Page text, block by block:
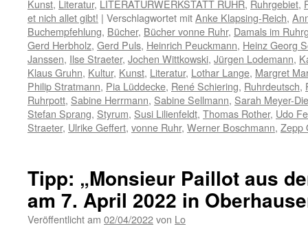
Kunst, Literatur, LITERATURWERKSTATT RUHR, Ruhrgebiet,
et nich allet gibt! | Verschlagwortet mitAnke Klapsing-Reich,
Buchempfehlung, Bücher, Bücher vonne Ruhr, Damals im
Gerd Herbholz, Gerd Puls, Heinrich Peuckmann, Heinz Georg
Janssen, Ilse Straeter, Jochen Wittkowski, Jürgen Lodemann,
Klaus Gruhn, Kultur, Kunst, Literatur, Lothar Lange, Margret
Philip Stratmann, Pia Lüddecke, René Schiering, Ruhrdeutsch,
Ruhrpott, Sabine Herrmann, Sabine Sellmann, Sarah Meyer-
Stefan Sprang, Styrum, Susi Lilienfeldt, Thomas Rother, Udo
Straeter, Ulrike Geffert, vonne Ruhr, Werner Boschmann, Zepp
Tipp: „Monsieur Paillot aus
am 7. April 2022 in
Veröffentlicht am 02/04/2022von Lo